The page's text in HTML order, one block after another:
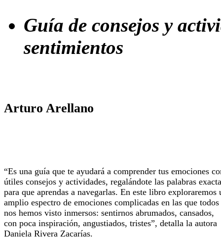
Guía de consejos y
sentimientos
Arturo Arellano
“Es una guía que te ayudará a comprender tus emociones
útiles consejos y actividades, regalándote las palabras
para que aprendas a navegarlas. En este libro exploraremos
amplio espectro de emociones complicadas en las que todos
nos hemos visto inmersos: sentirnos abrumados, cansados,
con poca inspiración, angustiados, tristes”, detalla la autora
Daniela Rivera Zacarías.